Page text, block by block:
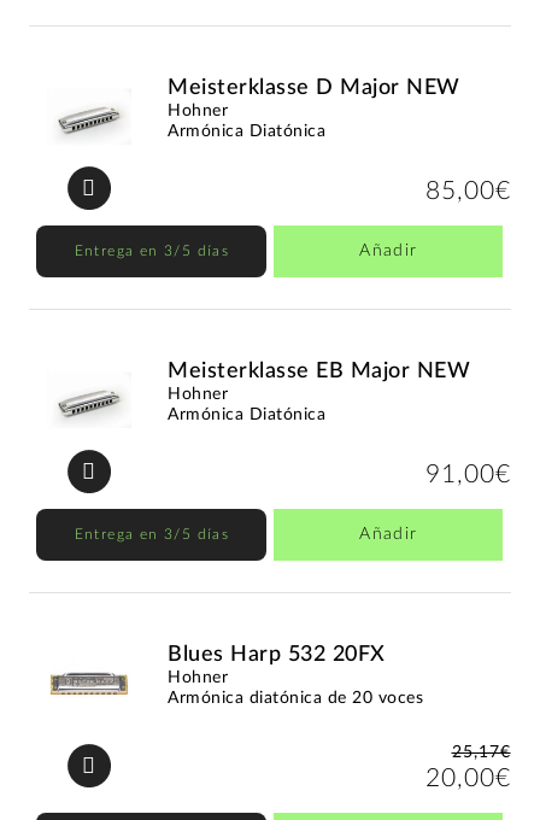
Meisterklasse D Major NEW
Hohner
Armónica Diatónica
85,00€
Entrega en 3/5 días Añadir
Meisterklasse EB Major NEW
Hohner
Armónica Diatónica
91,00€
Entrega en 3/5 días Añadir
Blues Harp 532 20FX
Hohner
Armónica diatónica de 20 voces
25,17€
20,00€